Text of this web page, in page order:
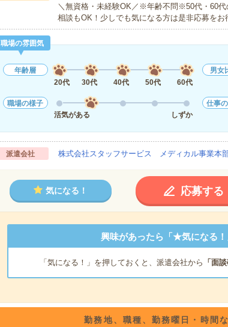
＼無資格・未経験OK／※年齢不問※50代・60
相談もOK！少しでも気になる方は是非応募を
職場の雰囲気
年齢層
20代
30代 40代 50代 60代
男女
職場の様子
活気がある
しずか
仕事
派遣会社 株式会社スタッフサービス メディカル事業本
気になる！ 応募する
興味があったら「★気になる！
「気になる！」を押しておくと、派遣会社から 「面
勤務地、職種、勤務曜日・時間